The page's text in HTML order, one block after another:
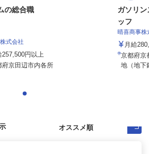
の総合職
式会社
257,500円以上
府京田辺市内各所
ガソリ
ッフ
晴喜商事株
月給
京都府京
地（地下